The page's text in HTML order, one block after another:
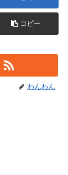
コピー
わんわん